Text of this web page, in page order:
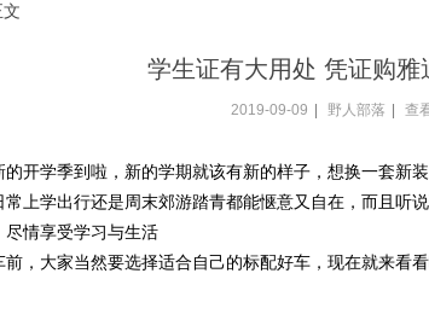
学生证有大用处 凭证购雅
2019-09-09 野人部落 查
的开学季到啦，新的学期就该有新的样子，想换一套新
常上学出行还是周末郊游踏青都能惬意又自在，而且听
尽情享受学习与生活
，大家当然要选择适合自己的标配好车，现在就来看看